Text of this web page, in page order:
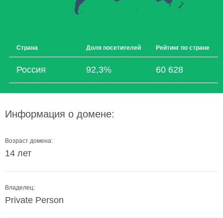
Страна Доля посетителей Рейтинг по стране
Россия 92,3% 60 628
Информация о домене:
Возраст домена:
14 лет
Владелец:
Private Person